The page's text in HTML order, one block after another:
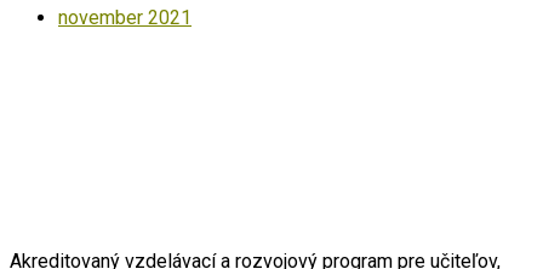
november 2021
Akreditovaný vzdelávací a rozvojový program pre učiteľov,